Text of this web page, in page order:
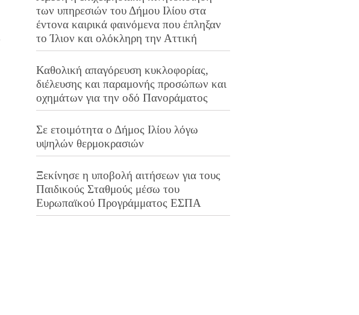
των υπηρεσιών του Δήμου Ιλίου στα
έντονα καιρικά φαινόμενα που έπληξαν
το Ίλιον και ολόκληρη την Αττική
Καθολική απαγόρευση κυκλοφορίας,
διέλευσης και παραμονής προσώπων και
οχημάτων για την οδό Πανοράματος
Σε ετοιμότητα ο Δήμος Ιλίου λόγω
υψηλών θερμοκρασιών
Ξεκίνησε η υποβολή αιτήσεων για τους
Παιδικούς Σταθμούς μέσω του
Ευρωπαϊκού Προγράμματος ΕΣΠΑ